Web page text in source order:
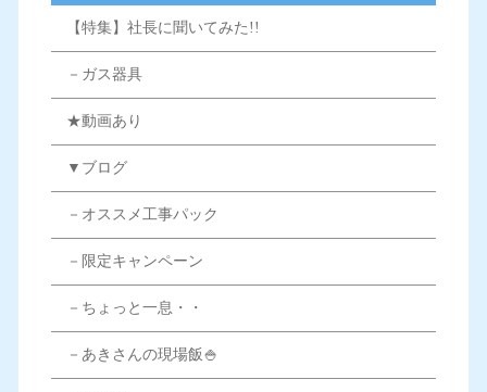
【特集】社長に聞いてみた!!
－ガス器具
★動画あり
▼ブログ
－オススメ工事パック
－限定キャンペーン
－ちょっと一息・・
－あきさんの現場飯🍚